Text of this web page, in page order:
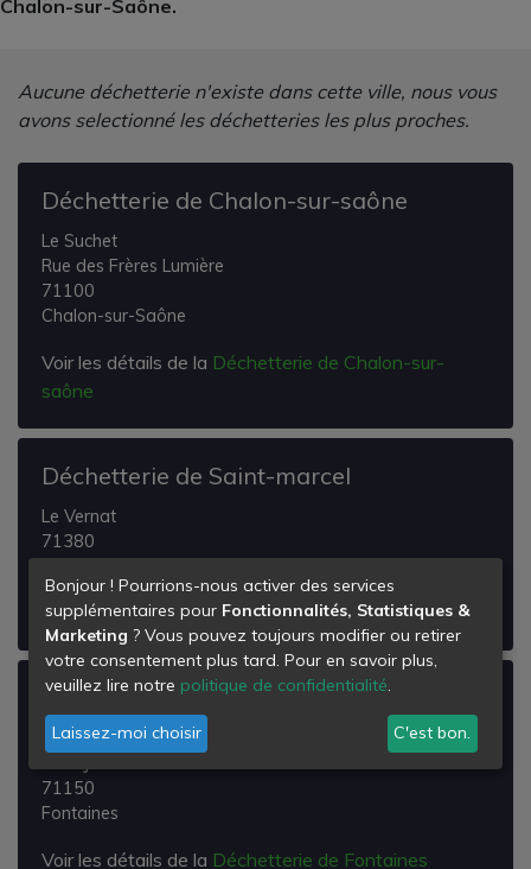
Chalon-sur-Saône.
Aucune déchetterie n'existe dans cette ville, nous vous
avons selectionné les déchetteries les plus proches.
Déchetterie de Chalon-sur-saône
Le Suchet
Rue des Frères Lumière
71100
Chalon-sur-Saône
Voir les détails de la Déchetterie de Chalon-sur-
saône
Déchetterie de Saint-marcel
Le Vernat
71380
Voir les détails de laDéchetterie de Saint-marcel
Déchetterie de Fontaines
Les Peupliers
71150
Fontaines
Voir les détails de la Déchetterie de Fontaines
Bonjour ! Pourrions-nous activer des services
supplémentaires pour Fonctionnalités, Statistiques &
Marketing ? Vous pouvez toujours modifier ou retirer
votre consentement plus tard. Pour en savoir plus,
veuillez lire notre politique de confidentialité.
Laissez-moi choisir C'est bon.